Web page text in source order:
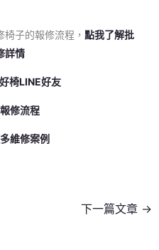
子的報修流程， 點我了解批
詳情
椅LINE好友
修流程
維修案例
下一篇文章 →